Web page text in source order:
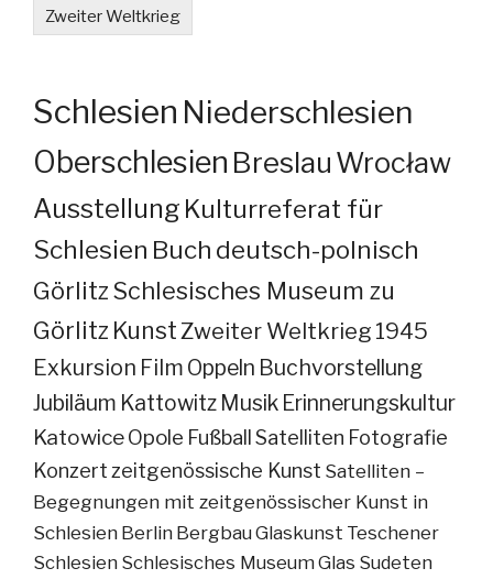
Zweiter Weltkrieg
Schlesien Niederschlesien
Oberschlesien Breslau Wrocław
Ausstellung Kulturreferat für
Schlesien Buch deutsch-polnisch
GörlitzSchlesisches Museum zu
Görlitz KunstZweiter Weltkrieg 1945
Exkursion Film Oppeln Buchvorstellung
Jubiläum Kattowitz Musik Erinnerungskultur
KatowiceOpole FußballSatelliten Fotografie
Konzertzeitgenössische Kunst Satelliten –
Begegnungen mit zeitgenössischer Kunst in
Schlesien Berlin BergbauGlaskunst Teschener
Schlesien Schlesisches MuseumGlas Sudeten